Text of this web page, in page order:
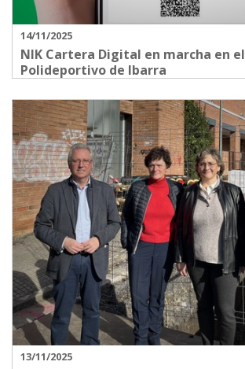
14/11/2025
NIK Cartera Digital en marcha en el
Polideportivo de Ibarra
13/11/2025